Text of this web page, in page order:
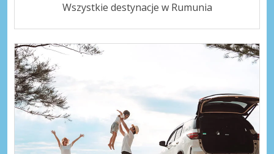
Wszystkie destynacje w Rumunia